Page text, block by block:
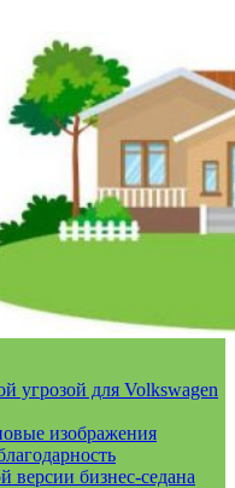
угрозой для Volkswagen
изображения
версии бизнес-седана